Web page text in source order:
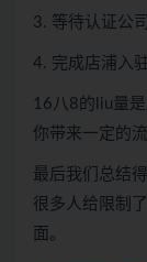
3. 等待认证公
4. 完成店浦入
16八8的liu量
你带来一定的流
最后我们总结
很多人给限制
面。